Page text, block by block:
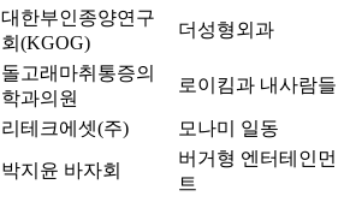
대한부인종양연구
회(KGOG)
더성형외과
돌고래마취통증의
학과의원
로이킴과 내사람들
리테크에셋(주) 모나미 일동
박지윤 바자회
버거형 엔터테인먼
트